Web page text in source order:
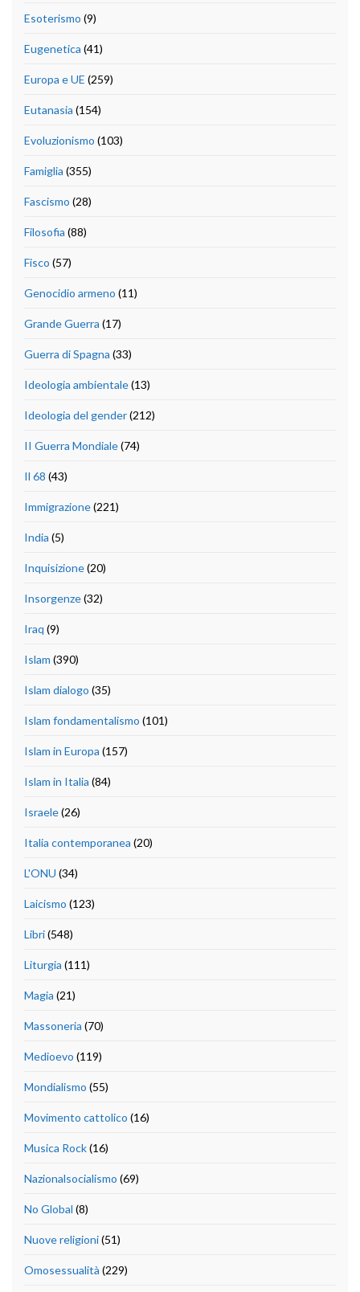
Esoterismo (9)
Eugenetica (41)
Europa e UE (259)
Eutanasia (154)
Evoluzionismo (103)
Famiglia (355)
Fascismo (28)
Filosofia (88)
Fisco (57)
Genocidio armeno (11)
Grande Guerra (17)
Guerra di Spagna (33)
Ideologia ambientale(13)
Ideologia del gender(212)
II Guerra Mondiale(74)
Il 68 (43)
Immigrazione(221)
India (5)
Inquisizione(20)
Insorgenze(32)
Iraq (9)
Islam (390)
Islam dialogo (35)
Islam fondamentalismo (101)
Islam in Europa (157)
Islam in Italia (84)
Israele(26)
Italia contemporanea (20)
L'ONU (34)
Laicismo (123)
Libri(548)
Liturgia (111)
Magia (21)
Massoneria (70)
Medioevo (119)
Mondialismo (55)
Movimento cattolico (16)
Musica Rock(16)
Nazionalsocialismo (69)
No Global (8)
Nuove religioni(51)
Omosessualità (229)